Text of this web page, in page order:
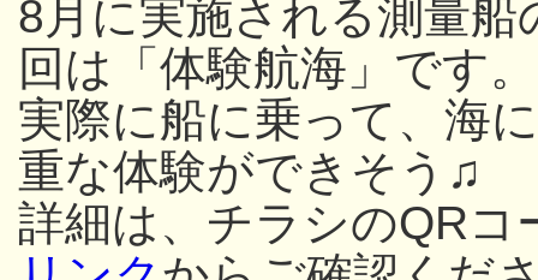
8月に実施される測量
回は「体験航海」です。
実際に船に乗って、海
重な体験ができそう♫
詳細は、チラシのQRコ